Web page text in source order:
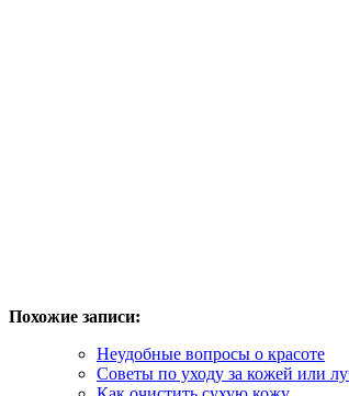
Похожие записи:
Неудобные вопросы о красоте
Советы по уходу за кожей или